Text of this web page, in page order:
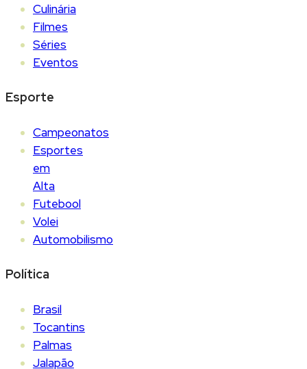
Culinária
Filmes
Séries
Eventos
Esporte
Campeonatos
Esportes
em
Alta
Futebool
Volei
Automobilismo
Política
Brasil
Tocantins
Palmas
Jalapão